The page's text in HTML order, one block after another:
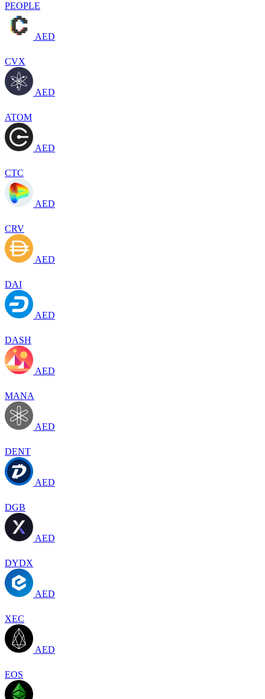
PEOPLE
AED
CVX
AED
ATOM
AED
CTC
AED
CRV
AED
DAI
AED
DASH
AED
MANA
AED
DENT
AED
DGB
AED
DYDX
AED
XEC
AED
EOS